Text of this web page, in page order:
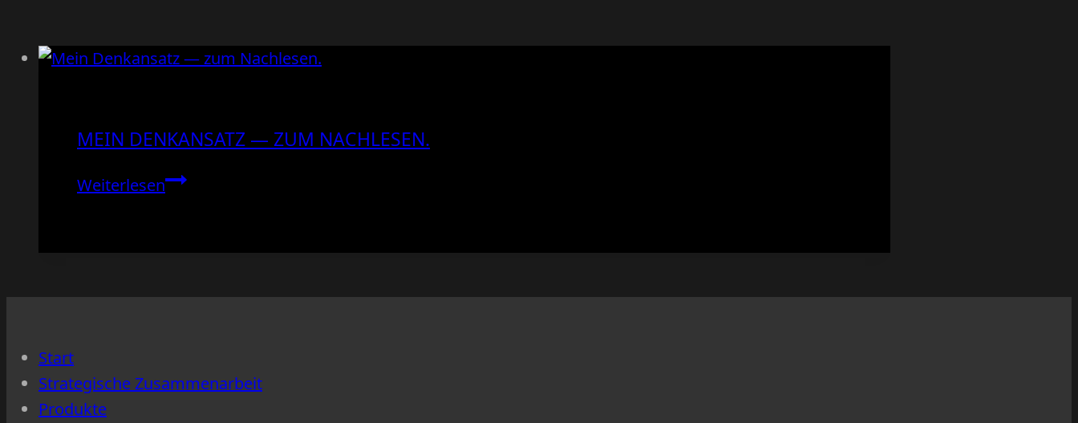
MEIN DENKANSATZ — ZUM NACHLESEN.
WeiterlesenMein
zum
Start
Strategische Zusammenarbeit
Produkte